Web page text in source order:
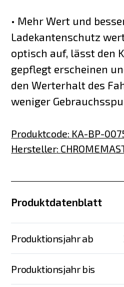
• Mehr Wert und
Ladekantenschutz
optisch auf, lässt den
gepflegt erscheinen
den Werterhalt des
weniger
Produktcode: KA-BP-
Hersteller:
Produktdatenblatt
Produktionsjahr ab
Produktionsjahr bis